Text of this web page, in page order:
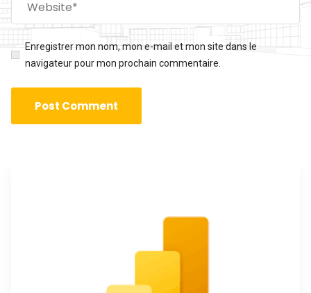
Enregistrer mon nom, mon e-mail et mon site dans le
navigateur pour mon prochain commentaire.